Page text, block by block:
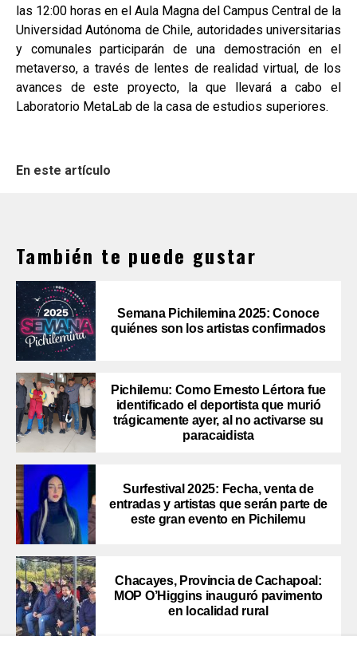
las 12:00 horas en el Aula Magna del Campus Central de la
Universidad Autónoma de Chile, autoridades universitarias
y comunales participarán de una demostración en el
metaverso, a través de lentes de realidad virtual, de los
avances de este proyecto, la que llevará a cabo el
Laboratorio MetaLab de la casa de estudios superiores.
En este artículo
También te puede gustar
Semana Pichilemina 2025: Conoce
quiénes son los artistas confirmados
Pichilemu: Como Ernesto Lértora fue
identificado el deportista que murió
trágicamente ayer, al no activarse su
paracaidista
Surfestival 2025: Fecha, venta de
entradas y artistas que serán parte de
este gran evento en Pichilemu
Chacayes, Provincia de Cachapoal:
MOP O’Higgins inauguró pavimento
en localidad rural